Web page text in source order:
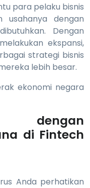
para pelaku bisnis
usahanya dengan
Dengan
ekspansi,
strategi bisnis
lebih besar.
ekonomi negara
dengan
di Fintech
Anda perhatikan